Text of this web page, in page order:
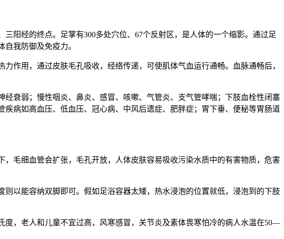
阳经的终点。足掌有300多处穴位、67个反射区，是人体的一个缩影。通过足
我防御及免疫力。
作用，通过皮肤毛孔吸收，经络传递，可使肌体气血运行通畅。血脉通畅后，
衰弱；慢性咽炎、鼻炎、感冒、咳嗽、气管炎、支气管哮喘；下肢血栓性闭塞
病如高血压、低血压、冠心病、中风后遗症、肥胖症；胃下垂、便秘等胃肠道
毛细血管会扩张，毛孔开放，人体皮肤容易吸收污染水质中的有害物质，危害
以能容纳双脚即可。假如足浴容器太矮，热水浸泡的位置就低，浸泡到的下肢
，老人和儿童不宜过高，风寒感冒，关节炎及素体畏寒怕冷的病人水温在50—